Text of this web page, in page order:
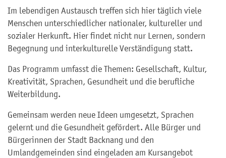
Im lebendigen Austausch treffen sich hier täglich viele
Menschen unterschiedlicher nationaler, kultureller und
sozialer Herkunft. Hier findet nicht nur Lernen, sondern
Begegnung und interkulturelle Verständigung statt.
Das Programm umfasst die Themen: Gesellschaft, Kultur,
Kreativität, Sprachen, Gesundheit und die berufliche
Weiterbildung.
Gemeinsam werden neue Ideen umgesetzt, Sprachen
gelernt und die Gesundheit gefördert. Alle Bürger und
Bürgerinnen der Stadt Backnang und den
Umlandgemeinden sind eingeladen am Kursangebot